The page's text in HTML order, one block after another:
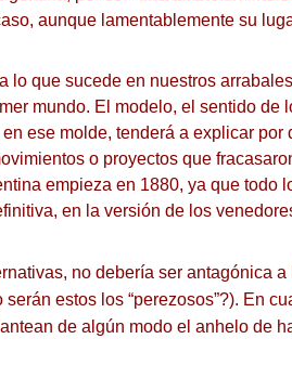
aunque lamentablemente su
lo que sucede en nuestros
mundo. El modelo, el sentido de
ese molde, tenderá a explicar por
o proyectos que
empieza en 1880, ya que todo
en la versión de los
no debería ser antagónica a
estos los “perezosos”?). En
de algún modo el anhelo de